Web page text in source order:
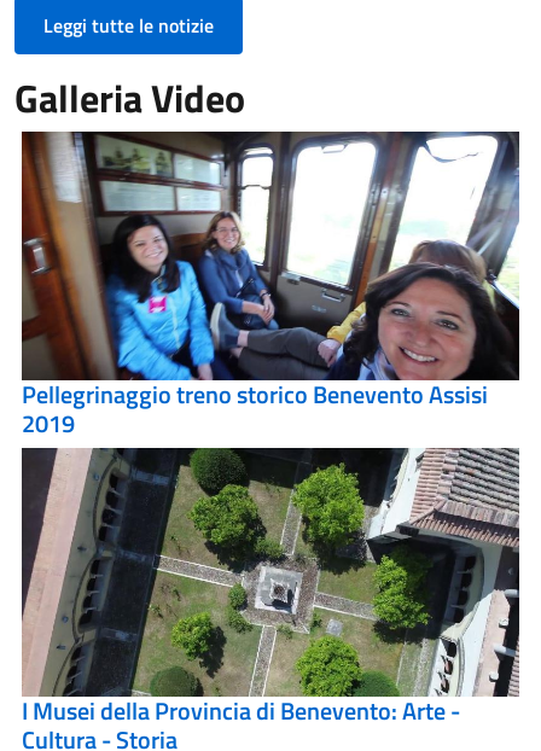
Leggi tutte le notizie
Galleria Video
Pellegrinaggio treno storico Benevento Assisi
2019
I Musei della Provincia di Benevento: Arte -
Cultura - Storia